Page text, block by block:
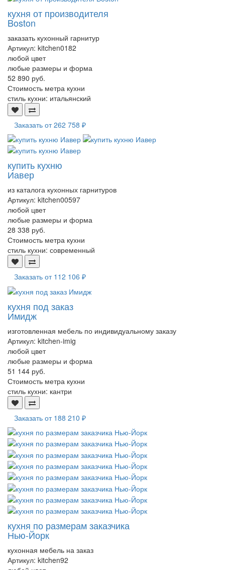
кухня от производителя
Boston
заказать кухонный гарнитур
Артикул: kitchen0182
любой цвет
любые размеры и форма
52 890 руб.
Стоимость метра кухни
стиль кухни: итальянский
Заказать от262 758 ₽
купить кухню
Иавер
из каталога кухонных гарнитуров
Артикул: kitchen00597
любой цвет
любые размеры и форма
28 338 руб.
Стоимость метра кухни
стиль кухни: современный
Заказать от 112 106 ₽
кухня под заказ
Имидж
изготовленная мебель по индивидуальному заказу
Артикул: kitchen-imig
любой цвет
любые размеры и форма
51 144 руб.
Стоимость метра кухни
стиль кухни: кантри
Заказать от 188 210 ₽
кухня по размерам заказчика
Нью-Йорк
кухонная мебель на заказ
Артикул: kitchen92